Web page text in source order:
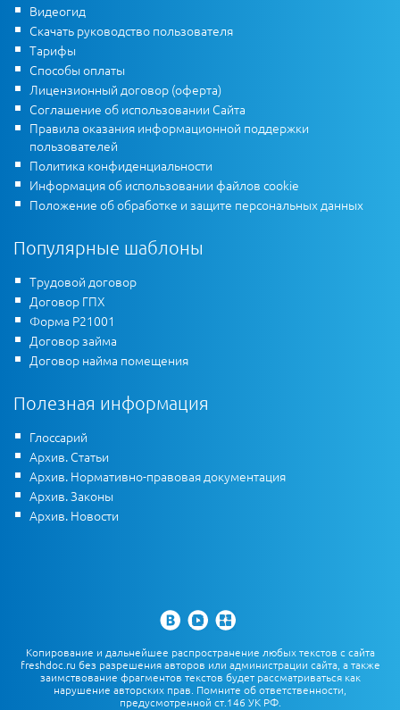
Видеогид
Скачать руководство пользователя
Тарифы
Способы оплаты
Лицензионный договор (оферта)
Соглашение об использовании Сайта
Правила оказания информационной поддержки
пользователей
Политика конфиденциальности
Информация об использовании файлов cookie
Положение об обработке и защите персональных данных
Популярные шаблоны
Трудовой договор
Договор ГПХ
Форма Р21001
Договор займа
Договор найма помещения
Полезная информация
Глоссарий
Архив. Статьи
Архив. Нормативно-правовая документация
Архив. Законы
Архив. Новости
Копирование и дальнейшее распространение любых текстов с сайта
freshdoc.ru без разрешения авторов или администрации сайта, а также
заимствование фрагментов текстов будет рассматриваться как
нарушение авторских прав. Помните об ответственности,
предусмотренной ст.146 УК РФ.